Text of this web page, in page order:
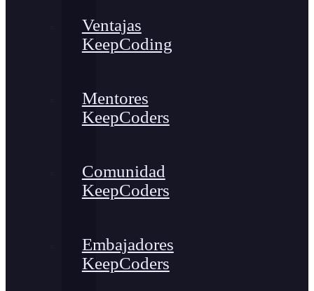
Ventajas
KeepCoding
Mentores
KeepCoders
Comunidad
KeepCoders
Embajadores
KeepCoders